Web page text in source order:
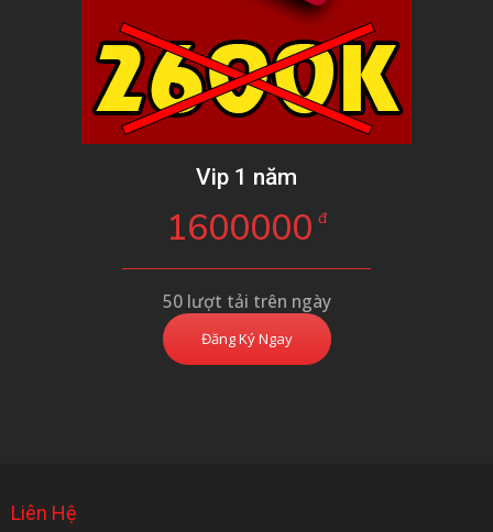
Vip 1 năm
1600000 đ
50 lượt tải trên ngày
Đăng Ký Ngay
Liên Hệ